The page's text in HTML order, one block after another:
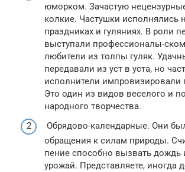
юморком. Зачастую
колкие. Частушки исполнялись
праздниках и гуляниях. В роли
выступали профессионалы-
любители из толпы гуляк.
передавали из уст в уста, но
исполнители импровизировали
Это один из видов веселого и
народного творчества.
Обрядово-календарные. Они
обращения к силам природы.
пение способно вызвать дождь
урожай. Представляете, иногда